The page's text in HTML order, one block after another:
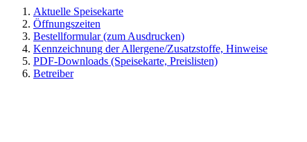
Aktuelle Speisekarte
Öffnungszeiten
Bestellformular (zum Ausdrucken)
Kennzeichnung der Allergene/Zusatzstoffe, Hinweise
PDF-Downloads (Speisekarte, Preislisten)
Betreiber